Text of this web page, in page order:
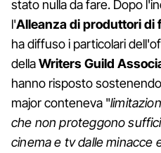
stato nulla da fare. Dopo
l'Alleanza di produttori di
ha diffuso i particolari
dellaWriters Guild
hanno risposto
major conteneva "
che non proteggono
cinema e tv dalle minacce